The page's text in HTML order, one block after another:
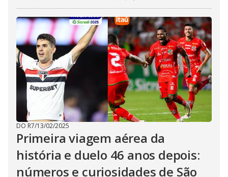
DO R7/13/02/2025
Primeira viagem aérea da
história e duelo 46 anos depois:
números e curiosidades de São